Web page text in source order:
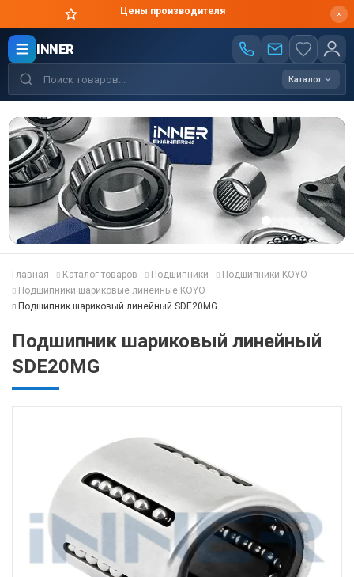
Цены производителя
INNER
Каталог
Главная Каталог товаров Подшипники
Подшипники KOYO
Подшипники шариковые линейные KOYO
Подшипник шариковый линейный SDE20MG
Подшипник шариковый линейный
SDE20MG